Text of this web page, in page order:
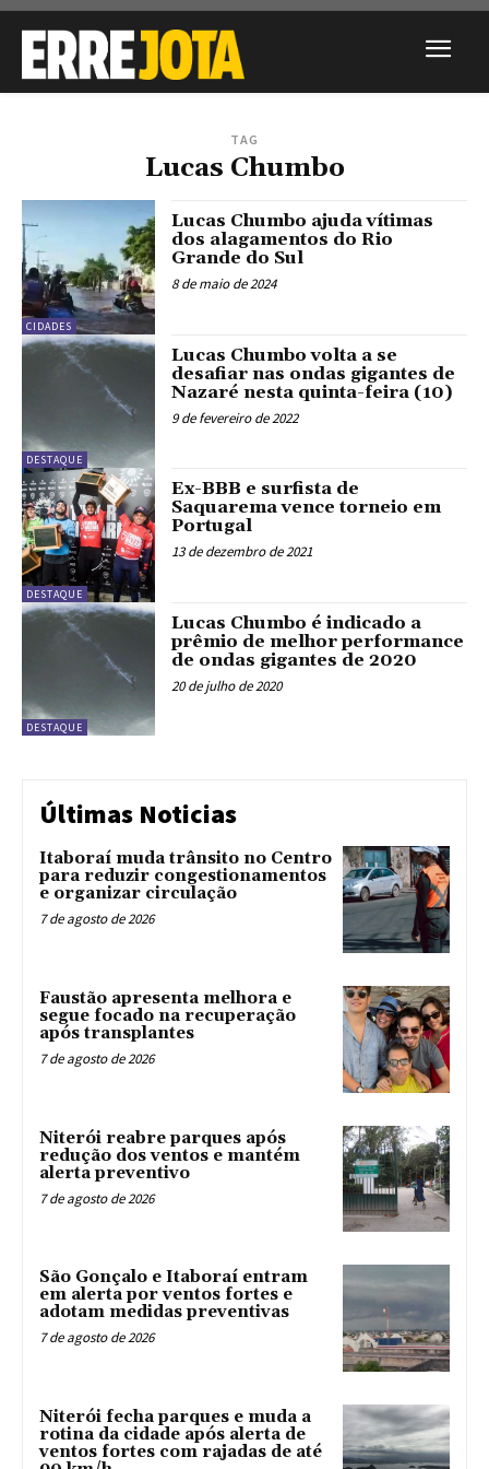
TAG
Lucas Chumbo
CIDADES
Lucas Chumbo ajuda vítimas
dos alagamentos do Rio
Grande do Sul
8 de maio de 2024
DESTAQUE
Lucas Chumbo volta a se
desafiar nas ondas gigantes de
Nazaré nesta quinta-feira (10)
9 de fevereiro de 2022
DESTAQUE
Ex-BBB e surfista de
Saquarema vence torneio em
Portugal
13 de dezembro de 2021
DESTAQUE
Lucas Chumbo é indicado a
prêmio de melhor performance
de ondas gigantes de 2020
20 de julho de 2020
Últimas Noticias
Itaboraí muda trânsito no Centro
para reduzir congestionamentos
e organizar circulação
7 de agosto de 2026
Faustão apresenta melhora e
segue focado na recuperação
após transplantes
7 de agosto de 2026
Niterói reabre parques após
redução dos ventos e mantém
alerta preventivo
7 de agosto de 2026
São Gonçalo e Itaboraí entram
em alerta por ventos fortes e
adotam medidas preventivas
7 de agosto de 2026
Niterói fecha parques e muda a
rotina da cidade após alerta de
ventos fortes com rajadas de até